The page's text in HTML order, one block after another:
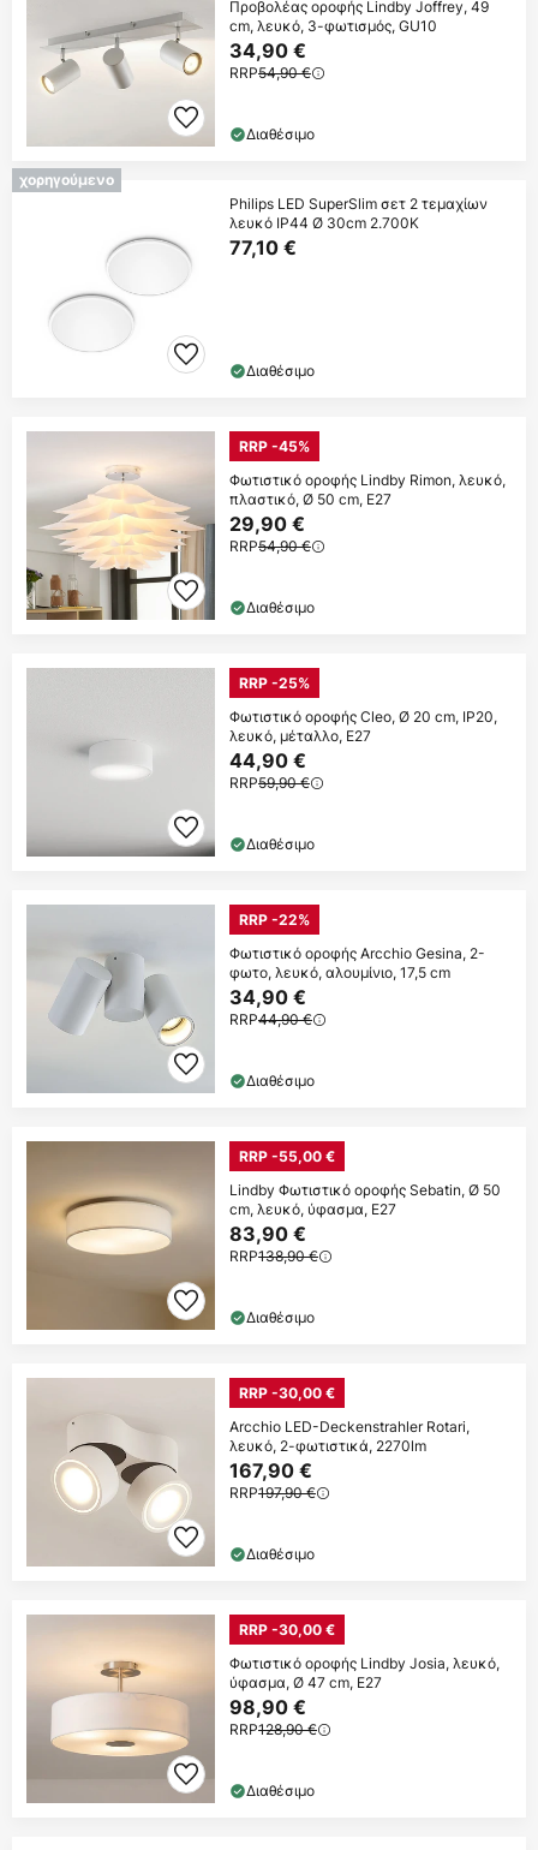
Προβολέας οροφής Lindby Joffrey, 49
cm, λευκό, 3-φωτισμός, GU10
34,90 €
RRP54,90 €
Διαθέσιμο
χορηγούμενο
Philips LED SuperSlim σετ 2 τεμαχίων
λευκό IP44 Ø 30cm 2.700K
77,10 €
Διαθέσιμο
RRP -45%
Φωτιστικό οροφής Lindby Rimon, λευκό,
πλαστικό, Ø 50 cm, E27
29,90 €
RRP54,90 €
Διαθέσιμο
RRP -25%
Φωτιστικό οροφής Cleo, Ø 20 cm, IP20,
λευκό, μέταλλο, E27
44,90 €
RRP59,90 €
Διαθέσιμο
RRP -22%
Φωτιστικό οροφής Arcchio Gesina, 2-
φωτο, λευκό, αλουμίνιο, 17,5 cm
34,90 €
RRP44,90 €
Διαθέσιμο
RRP -55,00 €
Lindby Φωτιστικό οροφής Sebatin, Ø 50
cm, λευκό, ύφασμα, E27
83,90 €
RRP138,90 €
Διαθέσιμο
RRP -30,00 €
Arcchio LED-Deckenstrahler Rotari,
λευκό, 2-φωτιστικά, 2270lm
167,90 €
RRP197,90 €
Διαθέσιμο
RRP -30,00 €
Φωτιστικό οροφής Lindby Josia, λευκό,
ύφασμα, Ø 47 cm, E27
98,90 €
RRP128,90 €
Διαθέσιμο